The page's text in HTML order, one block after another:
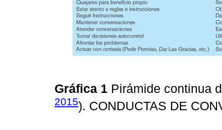
Gráfica 1 Pirámide continua
2015). CONDUCTAS DE